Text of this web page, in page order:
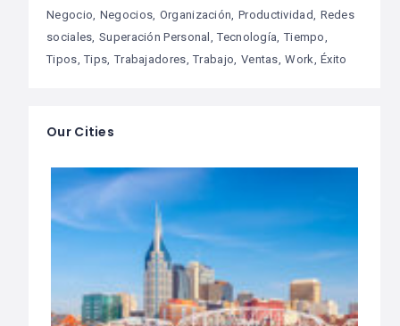
Negocio Negocios Organización Productividad Redes
sociales Superación Personal Tecnología Tiempo
Tipos Tips Trabajadores Trabajo Ventas Work Éxito
Our Cities